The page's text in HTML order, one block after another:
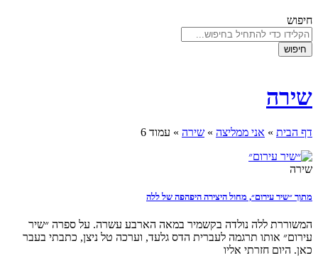
חיפוש
חיפוש
שירה
דף הבית » אני ממליצה » שירה » עמוד 6
שירה
מתוך ״שיר עירום״, מחול היצירה היפהפה של ללה
המשוררת ללה נולדה בקשמיר במאה הארבע עשרה. על ספרה ״שיר
עירום״ אותו תרגמה לעברית הדס גלעד, וערכה טל ניצן, כתבתי בעבר
כאן. היום חזרתי אליו